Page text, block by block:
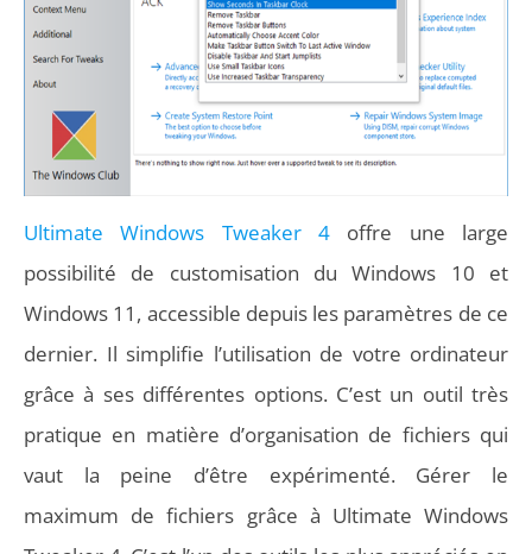
Ultimate Windows Tweaker 4 offre une large
possibilité de customisation du Windows 10 et
Windows 11, accessible depuis les paramètres de ce
dernier. Il simplifie l’utilisation de votre ordinateur
grâce à ses différentes options. C’est un outil très
pratique en matière d’organisation de fichiers qui
vaut la peine d’être expérimenté. Gérer le
maximum de fichiers grâce à Ultimate Windows